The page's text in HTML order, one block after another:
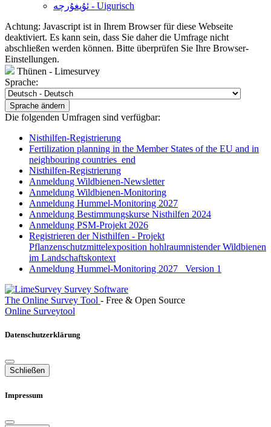
ئۇيغۇرچە - Uigurisch
Achtung: Javascript ist in Ihrem Browser für diese Webseite
deaktiviert. Es kann sein, dass Sie daher die Umfrage nicht
abschließen werden können. Bitte überprüfen Sie Ihre Browser-
Einstellungen.
Thünen - Limesurvey
Sprache:
Sprache ändern
Die folgenden Umfragen sind verfügbar:
Nisthilfen-Registrierung
Fertilization planning in the Member States of the EU and in
neighbouring countries_end
Nisthilfen-Registrierung
Anmeldung Wildbienen-Newsletter
Anmeldung Wildbienen-Monitoring
Anmeldung Hummel-Monitoring 2027
Anmeldung Bestimmungskurse Nisthilfen 2024
Anmeldung PSM-Projekt 2026
Registrieren der Nisthilfen - Projekt
Pflanzenschutzmittelexposition hohlraumnistender Wildbienen
im Landschaftskontext
Anmeldung Hummel-Monitoring 2027_ Version 1
The Online Survey Tool - Free & Open Source
Online Surveytool
Datenschutzerklärung
Schließen
Impressum